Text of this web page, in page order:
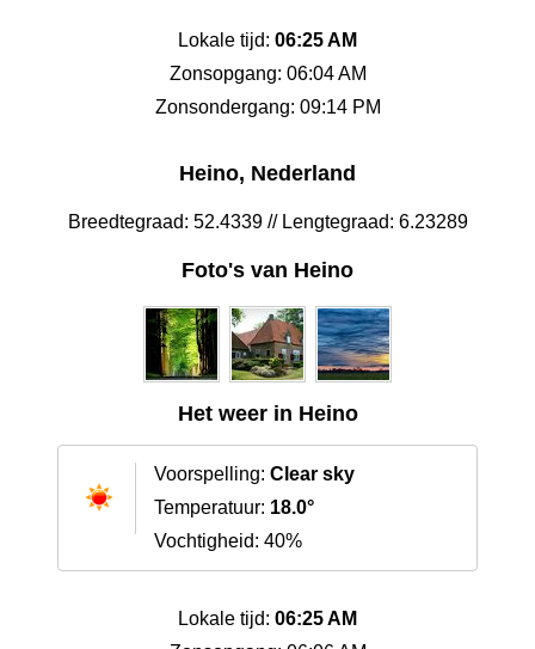
Lokale tijd: 06:25 AM
Zonsopgang: 06:04 AM
Zonsondergang: 09:14 PM
Heino, Nederland
Breedtegraad: 52.4339 // Lengtegraad: 6.23289
Foto's van Heino
Het weer in Heino
Voorspelling: Clear sky
Temperatuur: 18.0°
Vochtigheid: 40%
Lokale tijd: 06:25 AM